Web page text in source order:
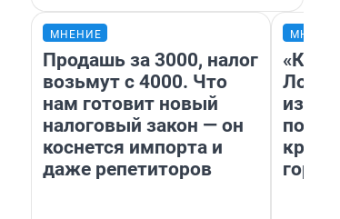
МНЕНИЕ
Продашь за 3000, налог
возьмут с 4000. Что
нам готовит новый
налоговый закон — он
коснется импорта и
даже репетиторов
«Как
из
круче